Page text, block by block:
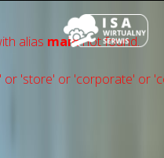
alias mainnot found.
or 'store' or 'сorporate' or